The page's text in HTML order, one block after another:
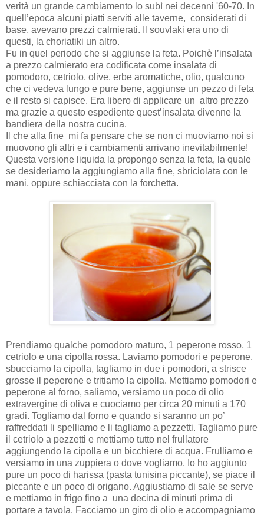
verità un grande cambiamento lo subì nei decenni '60-70. In
quell’epoca alcuni piatti serviti alle taverne, considerati di
base, avevano prezzi calmierati. Il souvlaki era uno di
questi, la choriatiki un altro.
Fu in quel periodo che si aggiunse la feta. Poichè l’insalata
a prezzo calmierato era codificata come insalata di
pomodoro, cetriolo, olive, erbe aromatiche, olio, qualcuno
che ci vedeva lungo e pure bene, aggiunse un pezzo di feta
e il resto si capisce. Era libero di applicare un altro prezzo
ma grazie a questo espediente quest’insalata divenne la
bandiera della nostra cucina.
Il che alla fine mi fa pensare che se non ci muoviamo noi si
muovono gli altri e i cambiamenti arrivano inevitabilmente!
Questa versione liquida la propongo senza la feta, la quale
se desideriamo la aggiungiamo alla fine, sbriciolata con le
mani, oppure schiacciata con la forchetta.
Prendiamo qualche pomodoro maturo, 1 peperone rosso, 1
cetriolo e una cipolla rossa. Laviamo pomodori e peperone,
sbucciamo la cipolla, tagliamo in due i pomodori, a strisce
grosse il peperone e tritiamo la cipolla. Mettiamo pomodori e
peperone al forno, saliamo, versiamo un poco di olio
extravergine di oliva e cuociamo per circa 20 minuti a 170
gradi. Togliamo dal forno e quando si saranno un po’
raffreddati li spelliamo e li tagliamo a pezzetti. Tagliamo pure
il cetriolo a pezzetti e mettiamo tutto nel frullatore
aggiungendo la cipolla e un bicchiere di acqua. Frulliamo e
versiamo in una zuppiera o dove vogliamo. Io ho aggiunto
pure un poco di harissa (pasta tunisina piccante), se piace il
piccante e un poco di origano. Aggiustiamo di sale se serve
e mettiamo in frigo fino a una decina di minuti prima di
portare a tavola. Facciamo un giro di olio e accompagniamo